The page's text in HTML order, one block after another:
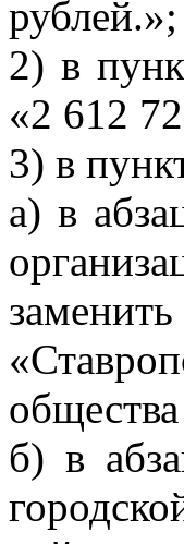
рублей.»;
2) в
«2 612
3) в
а) в
б) в